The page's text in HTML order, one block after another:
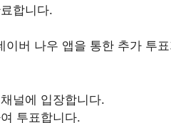
합니다.
이버 나우 앱을 통한 추가 투
널에 입장합니다.
투표합니다.